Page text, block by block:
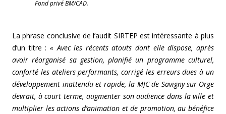
Fond privé BM/CAD.
La phrase conclusive de l’audit SIRTEP est intéressante à plus
d’un titre : « Avec les récents atouts dont elle dispose, après
avoir réorganisé sa gestion, planifié un programme culturel,
conforté les ateliers performants, corrigé les erreurs dues à un
développement inattendu et rapide, la MJC de Savigny-sur-Orge
devrait, à court terme, augmenter son audience dans la ville et
multiplier les actions d’animation et de promotion, au bénéfice